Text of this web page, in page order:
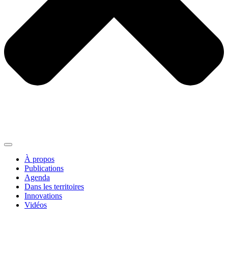
À propos
Publications
Agenda
Dans les territoires
Innovations
Vidéos